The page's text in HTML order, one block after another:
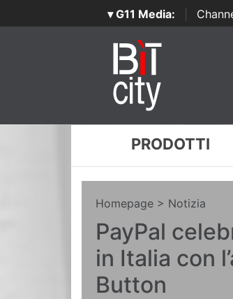
▾ G11 Media:
PRODOTTI
Homepage > Notizia
PayPal
in Italia con
Button